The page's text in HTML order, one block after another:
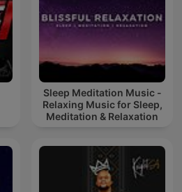
Sleep Meditation Music -
Relaxing Music for Sleep,
Meditation & Relaxation